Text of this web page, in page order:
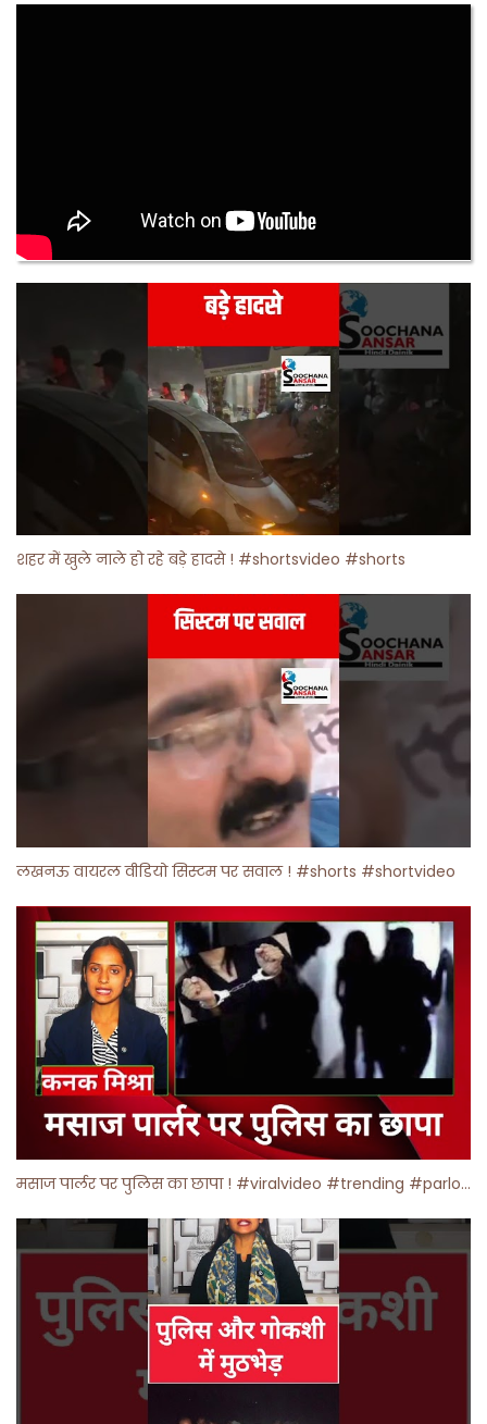
शहर में खुले नाले हो रहे बड़े हादसे ! #shortsvideo #shorts
लखनऊ वायरल वीडियो सिस्टम पर सवाल ! #shorts #shortvideo
मसाज पार्लर पर पुलिस का छापा ! #viralvideo #trending #parlour